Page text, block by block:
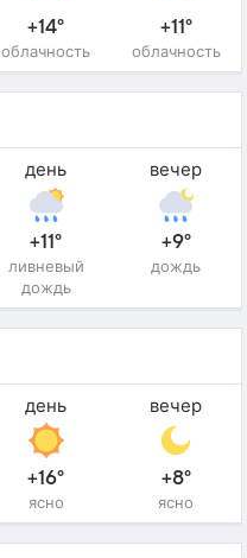
+14°
облачность
+11°
облачность
день
+11°
ливневый
дождь
вечер
+9°
дождь
день
+16°
ясно
вечер
+8°
ясно